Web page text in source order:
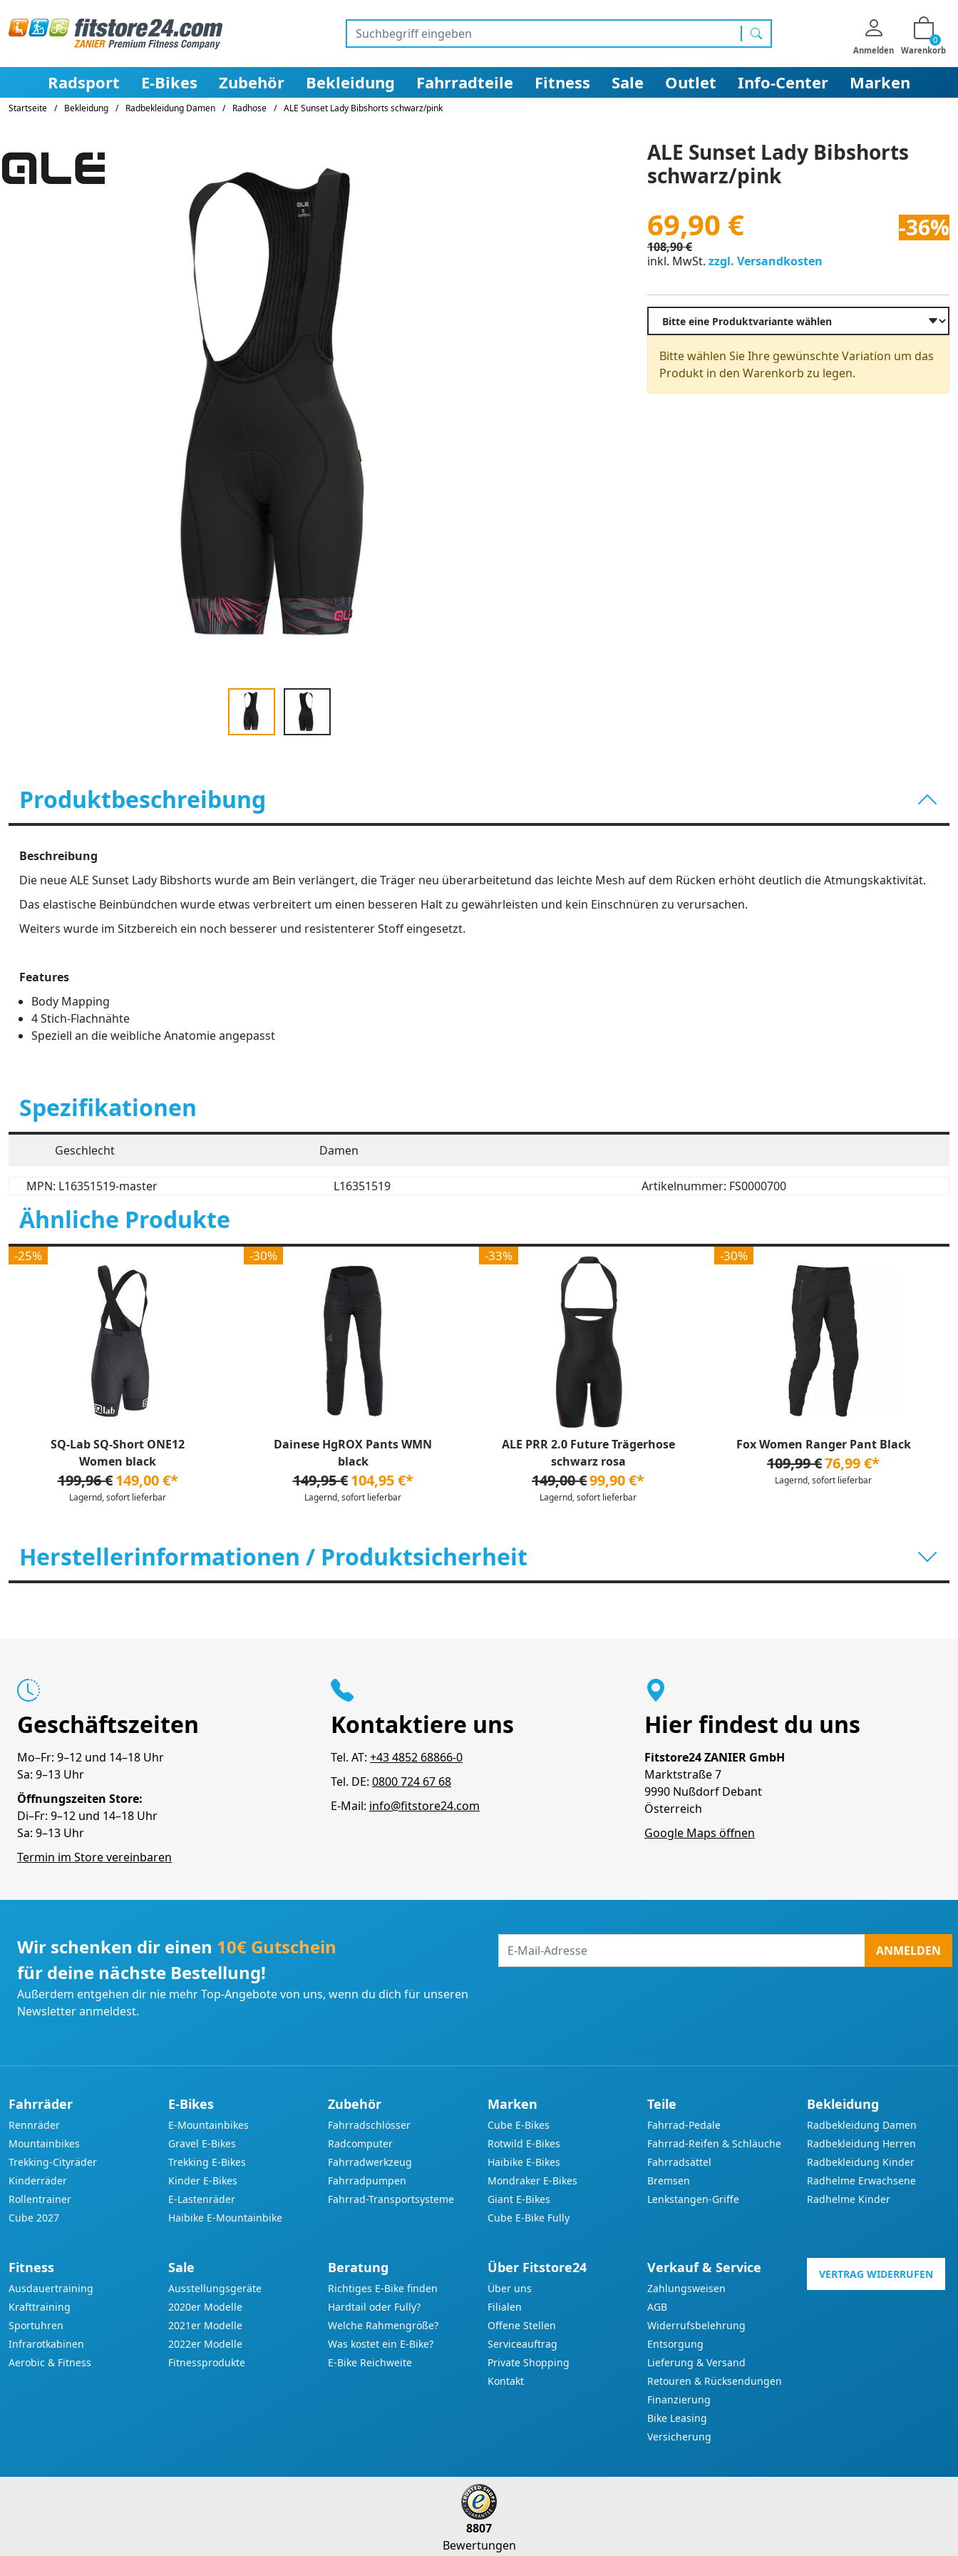
Suchen Anmelden Warenkorb
0
Radsport E-Bikes Zubehör Bekleidung Fahrradteile Fitness Sale Outlet Info-Center Marken
Startseite / Bekleidung / Radbekleidung Damen / Radhose / ALE Sunset Lady Bibshorts schwarz/pink
ALE Sunset Lady Bibshorts
schwarz/pink
69,90 € -36%
108,90 €
inkl. MwSt. zzgl. Versandkosten
Bitte wählen Sie Ihre gewünschte Variation um das
Produkt in den Warenkorb zu legen.
Produktbeschreibung
Beschreibung
Die neue ALE Sunset Lady Bibshorts wurde am Bein verlängert, die Träger neu überarbeitetund das leichte Mesh auf dem Rücken erhöht deutlich die Atmungskaktivität.
Das elastische Beinbündchen wurde etwas verbreitert um einen besseren Halt zu gewährleisten und kein Einschnüren zu verursachen.
Weiters wurde im Sitzbereich ein noch besserer und resistenterer Stoff eingesetzt.
Features
Body Mapping
4 Stich-Flachnähte
Speziell an die weibliche Anatomie angepasst
Spezifikationen
Geschlecht Damen
MPN: L16351519-master L16351519 Artikelnummer: FS0000700
Ähnliche Produkte
-25%
SQ-Lab SQ-Short ONE12
Women black
199,96 € 149,00 €*
Lagernd, sofort lieferbar
-30%
Dainese HgROX Pants WMN
black
149,95 € 104,95 €*
Lagernd, sofort lieferbar
-33%
ALE PRR 2.0 Future Trägerhose
schwarz rosa
149,00 €99,90 €*
Lagernd, sofort lieferbar
-30%
Fox Women Ranger Pant Black
109,99 €76,99 €*
Lagernd, sofort lieferbar
Herstellerinformationen / Produktsicherheit
Geschäftszeiten
Mo–Fr: 9–12 und 14–18 Uhr
Sa: 9–13 Uhr
Öffnungszeiten Store:
Di–Fr: 9–12 und 14–18 Uhr
Sa: 9–13 Uhr
Termin im Store vereinbaren
Kontaktiere uns
Tel. AT: +43 4852 68866-0
Tel. DE: 0800 724 67 68
E-Mail: info@fitstore24.com
Hier findest du uns
Fitstore24 ZANIER GmbH
Marktstraße 7
9990 Nußdorf Debant
Österreich
Google Maps öffnen
Wir schenken dir einen 10€ Gutschein
für deine nächste Bestellung!
Außerdem entgehen dir nie mehr Top-Angebote von uns, wenn du dich für unseren
Newsletter anmeldest.
Mail-
ANMELDEN
Fahrräder
Rennräder
Mountainbikes
Trekking-Cityräder
Kinderräder
Rollentrainer
Cube 2027
E-Bikes
E-Mountainbikes
Gravel E-Bikes
Trekking E-Bikes
Kinder E-Bikes
E-Lastenräder
Haibike E-Mountainbike
Zubehör
Fahrradschlösser
Radcomputer
Fahrradwerkzeug
Fahrradpumpen
Fahrrad-Transportsysteme
Marken
Cube E-Bikes
Rotwild E-Bikes
Haibike E-Bikes
Mondraker E-Bikes
Giant E-Bikes
Cube E-Bike Fully
Teile
Fahrrad-Pedale
Fahrrad-Reifen & Schläuche
Fahrradsättel
Bremsen
Lenkstangen-Griffe
Bekleidung
Radbekleidung Damen
Radbekleidung Herren
Radbekleidung Kinder
Radhelme Erwachsene
Radhelme Kinder
Fitness
Ausdauertraining
Krafttraining
Sportuhren
Infrarotkabinen
Aerobic & Fitness
Sale
Ausstellungsgeräte
2020er Modelle
2021er Modelle
2022er Modelle
Fitnessprodukte
Beratung
Richtiges E-Bike finden
Hardtail oder Fully?
Welche Rahmengröße?
Was kostet ein E-Bike?
E-Bike Reichweite
Über Fitstore24
Über uns
Filialen
Offene Stellen
Serviceauftrag
Private Shopping
Kontakt
Verkauf & Service
Zahlungsweisen
AGB
Widerrufsbelehrung
Entsorgung
Lieferung & Versand
Retouren & Rücksendungen
Finanzierung
Bike Leasing
Versicherung
VERTRAG WIDERRUFEN
8807
Bewertungen